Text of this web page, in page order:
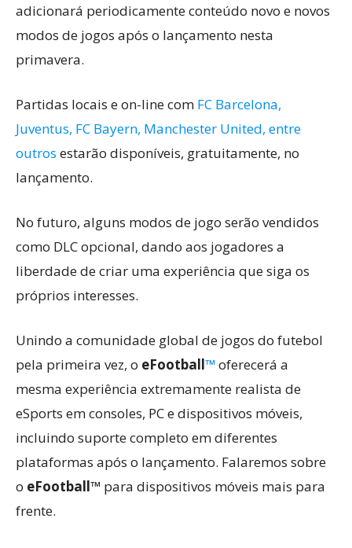
adicionará periodicamente conteúdo novo e novos
modos de jogos após o lançamento nesta
primavera.
Partidas locais e on-line com FC Barcelona,
Juventus, FC Bayern, Manchester United, entre
outros estarão disponíveis, gratuitamente, no
lançamento.
No futuro, alguns modos de jogo serão vendidos
como DLC opcional, dando aos jogadores a
liberdade de criar uma experiência que siga os
próprios interesses.
Unindo a comunidade global de jogos do futebol
pela primeira vez, o eFootball™ oferecerá a
mesma experiência extremamente realista de
eSports em consoles, PC e dispositivos móveis,
incluindo suporte completo em diferentes
plataformas após o lançamento. Falaremos sobre
o eFootball™ para dispositivos móveis mais para
frente.